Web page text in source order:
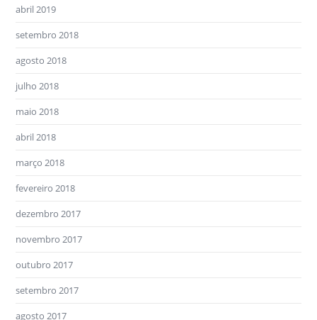
abril 2019
setembro 2018
agosto 2018
julho 2018
maio 2018
abril 2018
março 2018
fevereiro 2018
dezembro 2017
novembro 2017
outubro 2017
setembro 2017
agosto 2017